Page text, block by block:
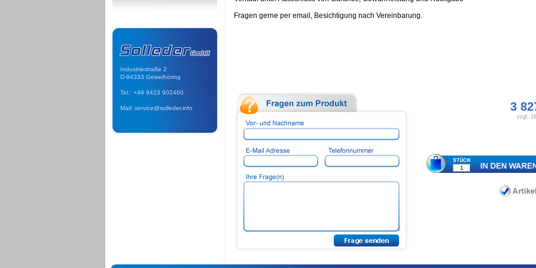
Industriestraße 2
D-94333 Geiselhöring
Tel.: +49 9423 902460
Mail: service@solleder.info
Fragen gerne per email, Besichtigung nach Vereinbarung.
3
zzgl.